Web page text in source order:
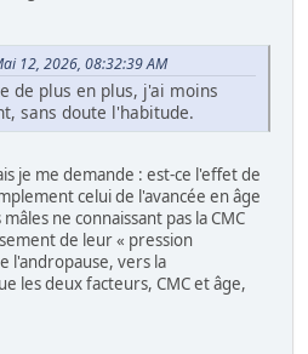
12, 2026, 08:32:39 AM
de plus en plus, j'ai moins
sans doute l'habitude.
je me demande : est-ce l'effet de
celui de l'avancée en âge
ne connaissant pas la CMC
de leur « pression
l'andropause, vers la
les deux facteurs, CMC et âge,